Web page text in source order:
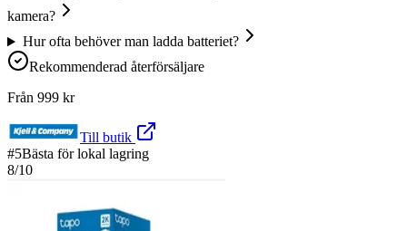
kamera?
Hur ofta behöver man ladda batteriet?
Rekommenderad återförsäljare
Från 999 kr
Till butik
#5Bästa för lokal lagring
8/10